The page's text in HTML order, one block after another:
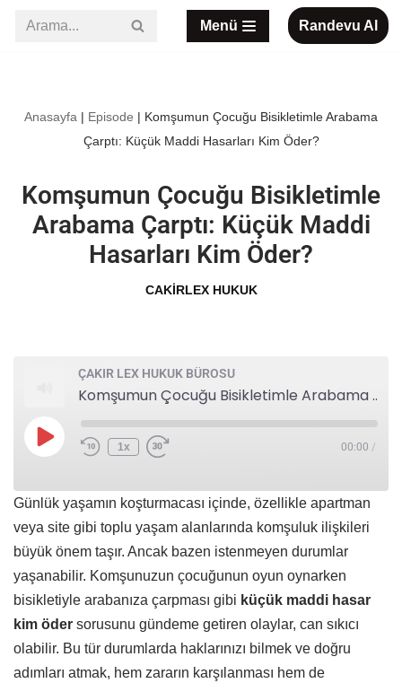
Menü Randevu Al
Anasayfa | Episode | Komşumun Çocuğu Bisikletimle Arabama
Çarptı: Küçük Maddi Hasarları Kim Öder?
Komşumun Çocuğu Bisikletimle
Arabama Çarptı: Küçük Maddi
Hasarları Kim Öder?
CAKIRLEX HUKUK
ÇAKIR LEX HUKUK BÜROSU
Komşumun Çocuğu Bisikletimle Arabama Çarptı: Küçük Maddi Hasarları Kim Öder?
1x 00:00 /
Günlük yaşamın koşturmacası içinde, özellikle apartman
veya site gibi toplu yaşam alanlarında komşuluk ilişkileri
büyük önem taşır. Ancak bazen istenmeyen durumlar
yaşanabilir. Komşunuzun çocuğunun oyun oynarken
bisikletiyle arabanıza çarpması gibi küçük maddi hasar
kim öder sorusunu gündeme getiren olaylar, can sıkıcı
olabilir. Bu tür durumlarda haklarınızı bilmek ve doğru
adımları atmak, hem zararın karşılanması hem de